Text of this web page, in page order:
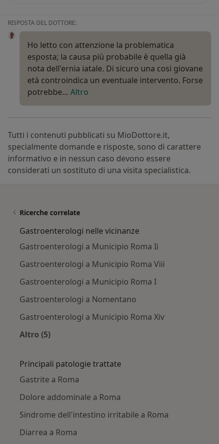
RISPOSTA DEL DOTTORE:
Ho letto con attenzione la problematica
esposta; la causa più probabile è quella già
nota dell'ernia iatale. Di sicuro una cosi giovane
età controindica un eventuale intervento. Forse
potrebbe… Altro
Tutti i contenuti pubblicati su MioDottore.it,
specialmente domande e risposte, sono di carattere
informativo e in nessun caso devono essere
considerati un sostituto di una visita specialistica.
Ricerche correlate
Gastroenterologi nelle vicinanze
Gastroenterologi a Municipio Roma Ii
Gastroenterologi a Municipio Roma Viii
Gastroenterologi a Municipio Roma I
Gastroenterologi a Nomentano
Gastroenterologi a Municipio Roma Xiv
Altro (5)
Principali patologie trattate
Gastrite a Roma
Dolore addominale a Roma
Sindrome dell'intestino irritabile a Roma
Diarrea a Roma